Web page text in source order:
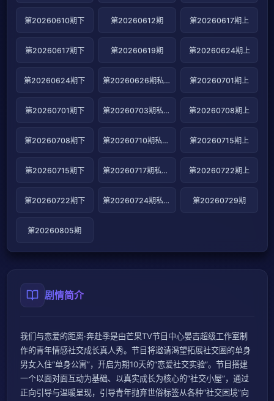
第20260610期下 第20260612期 第20260617期上
第20260617期下 第20260619期 第20260624期上
第20260624期下 第20260626期私藏日记 第20260701期上
第20260701期下 第20260703期私藏日记 第20260708期上
第20260708期下 第20260710期私藏日记 第20260715期上
第20260715期下 第20260717期私藏日记 第20260722期上
第20260722期下 第20260724期私藏日记 第20260729期
第20260805期
剧情简介
我们与恋爱的距离·奔赴季是由芒果TV节目中心晏吉超级工作室制
作的青年情感社交成长真人秀。节目将邀请渴望拓展社交圈的单身
男女入住“单身公寓”，开启为期10天的“恋爱社交实验”。节目搭建
一个以面对面互动为基础、以真实成长为核心的“社交小屋”，通过
正向引导与温暖呈现，引导青年抛弃世俗标签从各种“社交困境”向